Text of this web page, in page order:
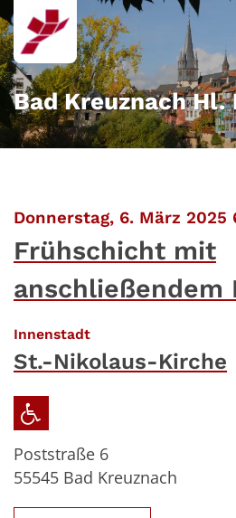
Zum Inhalt springen
Bad Kreuznach Hl.
Donnerstag, 6. März 2025
Frühschicht mit
anschließendem
Innenstadt:
St.-Nikolaus-Kirche
Poststraße 6
55545 Bad Kreuznach